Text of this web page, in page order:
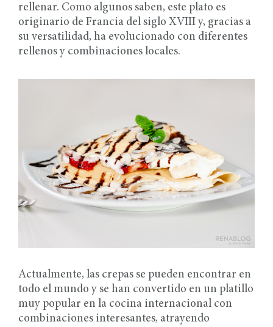
rellenar. Como algunos saben, este plato es
originario de Francia del siglo XVIII y, gracias a
su versatilidad, ha evolucionado con diferentes
rellenos y combinaciones locales.
Actualmente, las crepas se pueden encontrar en
todo el mundo y se han convertido en un platillo
muy popular en la cocina internacional con
combinaciones interesantes, atrayendo